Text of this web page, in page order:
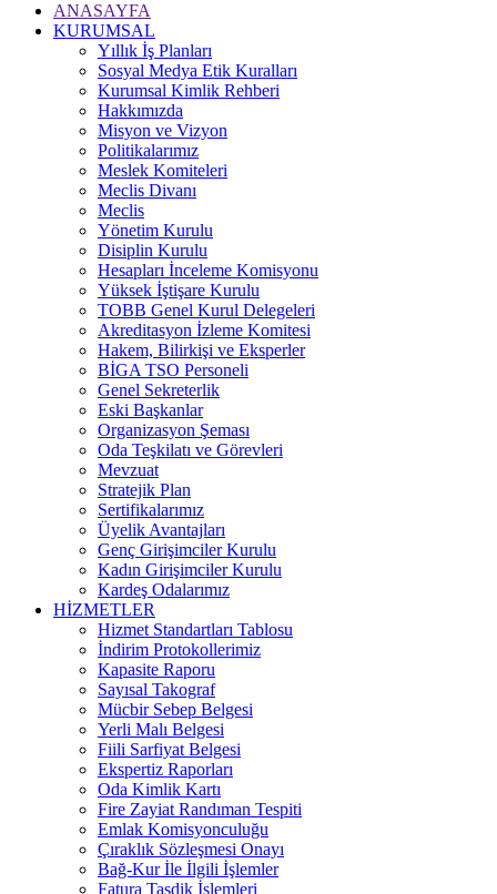
ANASAYFA
KURUMSAL
Yıllık İş Planları
Sosyal Medya Etik Kuralları
Kurumsal Kimlik Rehberi
Hakkımızda
Misyon ve Vizyon
Politikalarımız
Meslek Komiteleri
Meclis Divanı
Meclis
Yönetim Kurulu
Disiplin Kurulu
Hesapları İnceleme Komisyonu
Yüksek İştişare Kurulu
TOBB Genel Kurul Delegeleri
Akreditasyon İzleme Komitesi
Hakem, Bilirkişi ve Eksperler
BİGA TSO Personeli
Genel Sekreterlik
Eski Başkanlar
Organizasyon Şeması
Oda Teşkilatı ve Görevleri
Mevzuat
Stratejik Plan
Sertifikalarımız
Üyelik Avantajları
Genç Girişimciler Kurulu
Kadın Girişimciler Kurulu
Kardeş Odalarımız
HİZMETLER
Hizmet Standartları Tablosu
İndirim Protokollerimiz
Kapasite Raporu
Sayısal Takograf
Mücbir Sebep Belgesi
Yerli Malı Belgesi
Fiili Sarfiyat Belgesi
Ekspertiz Raporları
Oda Kimlik Kartı
Fire Zayiat Randıman Tespiti
Emlak Komisyonculuğu
Çıraklık Sözleşmesi Onayı
Bağ-Kur İle İlgili İşlemler
Fatura Tasdik İşlemleri